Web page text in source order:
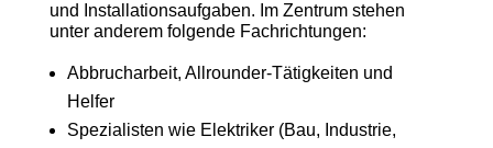
und Installationsaufgaben. Im Zentrum stehen
unter anderem folgende Fachrichtungen:
Abbrucharbeit, Allrounder-Tätigkeiten und
Helfer
Spezialisten wie Elektriker (Bau, Industrie,